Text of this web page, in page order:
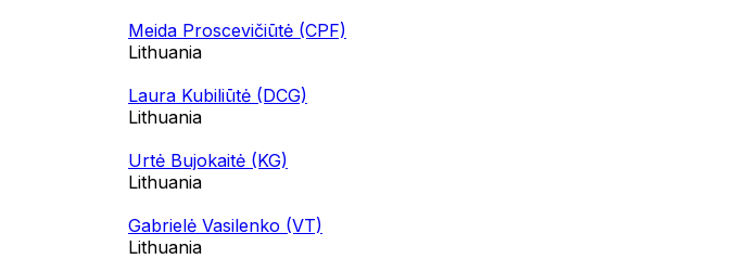
Meida Proscevičiūtė (CPF)
Lithuania
Laura Kubiliūtė (DCG)
Lithuania
Urtė Bujokaitė (KG)
Lithuania
Gabrielė Vasilenko (VT)
Lithuania